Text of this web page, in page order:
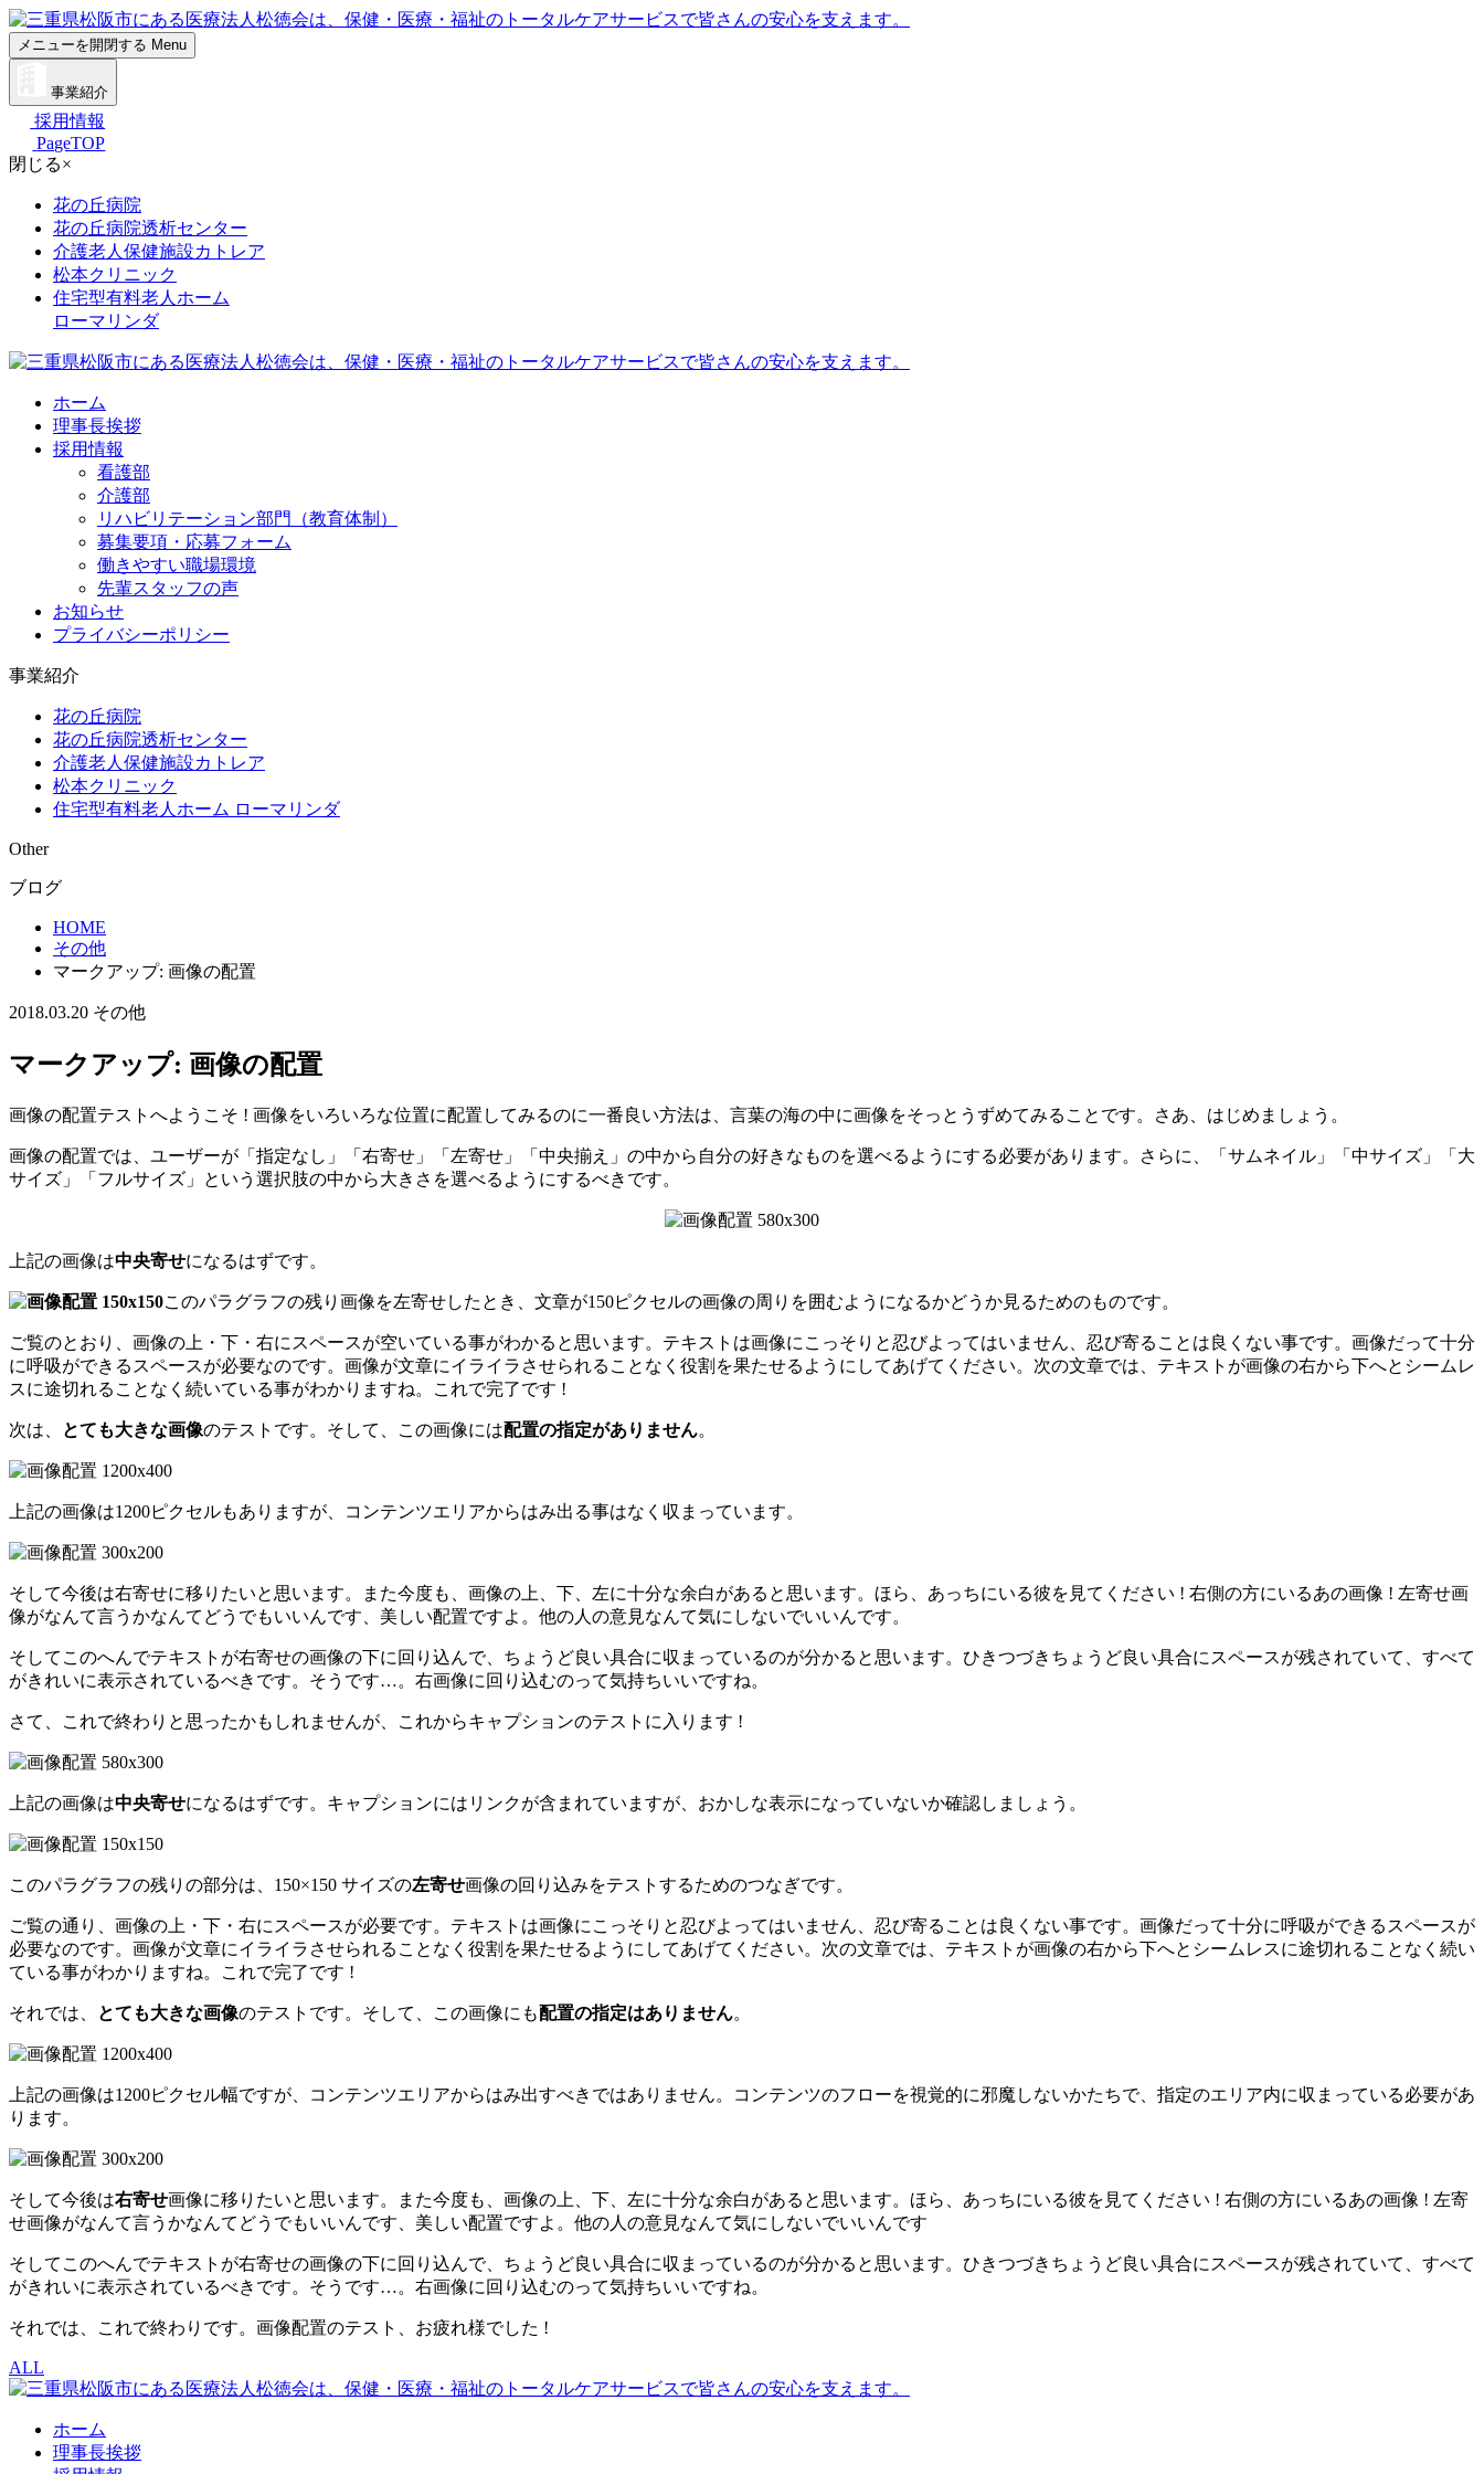
メニューを開閉する Menu
事業紹介
採用情報
PageTOP
閉じる×
花の丘病院
花の丘病院透析センター
介護老人保健施設カトレア
松本クリニック
住宅型有料老人ホーム
ローマリンダ
ホーム
理事長挨拶
採用情報
看護部
介護部
リハビリテーション部門（教育体制）
募集要項・応募フォーム
働きやすい職場環境
先輩スタッフの声
お知らせ
プライバシーポリシー
事業紹介
花の丘病院
花の丘病院透析センター
介護老人保健施設カトレア
松本クリニック
住宅型有料老人ホーム ローマリンダ
Other
ブログ
HOME
その他
マークアップ: 画像の配置
2018.03.20 その他
マークアップ: 画像の配置
画像の配置テストへようこそ ! 画像をいろいろな位置に配置してみるのに一番良い方法は、言葉の海の中に画像をそっとうずめてみることです。さあ、はじめましょう。
画像の配置では、ユーザーが「指定なし」「右寄せ」「左寄せ」「中央揃え」の中から自分の好きなものを選べるようにする必要があります。さらに、「サムネイル」「中サイズ」「大
サイズ」「フルサイズ」という選択肢の中から大きさを選べるようにするべきです。
上記の画像は中央寄せになるはずです。
このパラグラフの残り画像を左寄せしたとき、文章が150ピクセルの画像の周りを囲むようになるかどうか見るためのものです。
ご覧のとおり、画像の上・下・右にスペースが空いている事がわかると思います。テキストは画像にこっそりと忍びよってはいません、忍び寄ることは良くない事です。画像だって十分
に呼吸ができるスペースが必要なのです。画像が文章にイライラさせられることなく役割を果たせるようにしてあげてください。次の文章では、テキストが画像の右から下へとシームレ
スに途切れることなく続いている事がわかりますね。これで完了です !
次は、 とても大きな画像のテストです。そして、この画像には配置の指定がありません。
上記の画像は1200ピクセルもありますが、コンテンツエリアからはみ出る事はなく収まっています。
そして今後は右寄せに移りたいと思います。また今度も、画像の上、下、左に十分な余白があると思います。ほら、あっちにいる彼を見てください ! 右側の方にいるあの画像 ! 左寄せ画
像がなんて言うかなんてどうでもいいんです、美しい配置ですよ。他の人の意見なんて気にしないでいいんです。
そしてこのへんでテキストが右寄せの画像の下に回り込んで、ちょうど良い具合に収まっているのが分かると思います。ひきつづきちょうど良い具合にスペースが残されていて、すべて
がきれいに表示されているべきです。そうです…。右画像に回り込むのって気持ちいいですね。
さて、これで終わりと思ったかもしれませんが、これからキャプションのテストに入ります !
上記の画像は中央寄せになるはずです。キャプションにはリンクが含まれていますが、おかしな表示になっていないか確認しましょう。
このパラグラフの残りの部分は、150×150 サイズの左寄せ画像の回り込みをテストするためのつなぎです。
ご覧の通り、画像の上・下・右にスペースが必要です。テキストは画像にこっそりと忍びよってはいません、忍び寄ることは良くない事です。画像だって十分に呼吸ができるスペースが
必要なのです。画像が文章にイライラさせられることなく役割を果たせるようにしてあげてください。次の文章では、テキストが画像の右から下へとシームレスに途切れることなく続い
ている事がわかりますね。これで完了です !
それでは、 とても大きな画像のテストです。そして、この画像にも配置の指定はありません。
上記の画像は1200ピクセル幅ですが、コンテンツエリアからはみ出すべきではありません。コンテンツのフローを視覚的に邪魔しないかたちで、指定のエリア内に収まっている必要があ
ります。
そして今後は右寄せ画像に移りたいと思います。また今度も、画像の上、下、左に十分な余白があると思います。ほら、あっちにいる彼を見てください ! 右側の方にいるあの画像 ! 左寄
せ画像がなんて言うかなんてどうでもいいんです、美しい配置ですよ。他の人の意見なんて気にしないでいいんです
そしてこのへんでテキストが右寄せの画像の下に回り込んで、ちょうど良い具合に収まっているのが分かると思います。ひきつづきちょうど良い具合にスペースが残されていて、すべて
がきれいに表示されているべきです。そうです…。右画像に回り込むのって気持ちいいですね。
それでは、これで終わりです。画像配置のテスト、お疲れ様でした !
ALL
ホーム
理事長挨拶